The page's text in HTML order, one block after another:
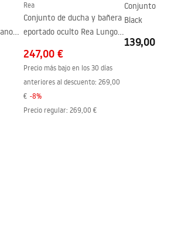
Sí, en un lado del panel
Rea
Conjunto de ducha y bañera
eportado oculto Rea Lungo
247,00 €
Precio más bajo en los 30 días
anteriores al descuento: 269,00
€ -8%
Precio regular: 269,00 €
Conjunto de
Black
139,00 €